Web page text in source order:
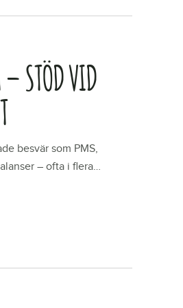
– STÖD VID
besvär som PMS,
– ofta i flera…